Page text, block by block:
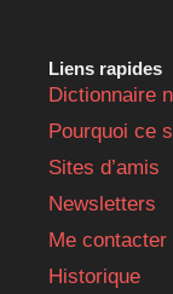
Liens rapides
Dictionnaire
Pourquoi ce
Sites d’amis
Newsletters
Me contacter
Historique